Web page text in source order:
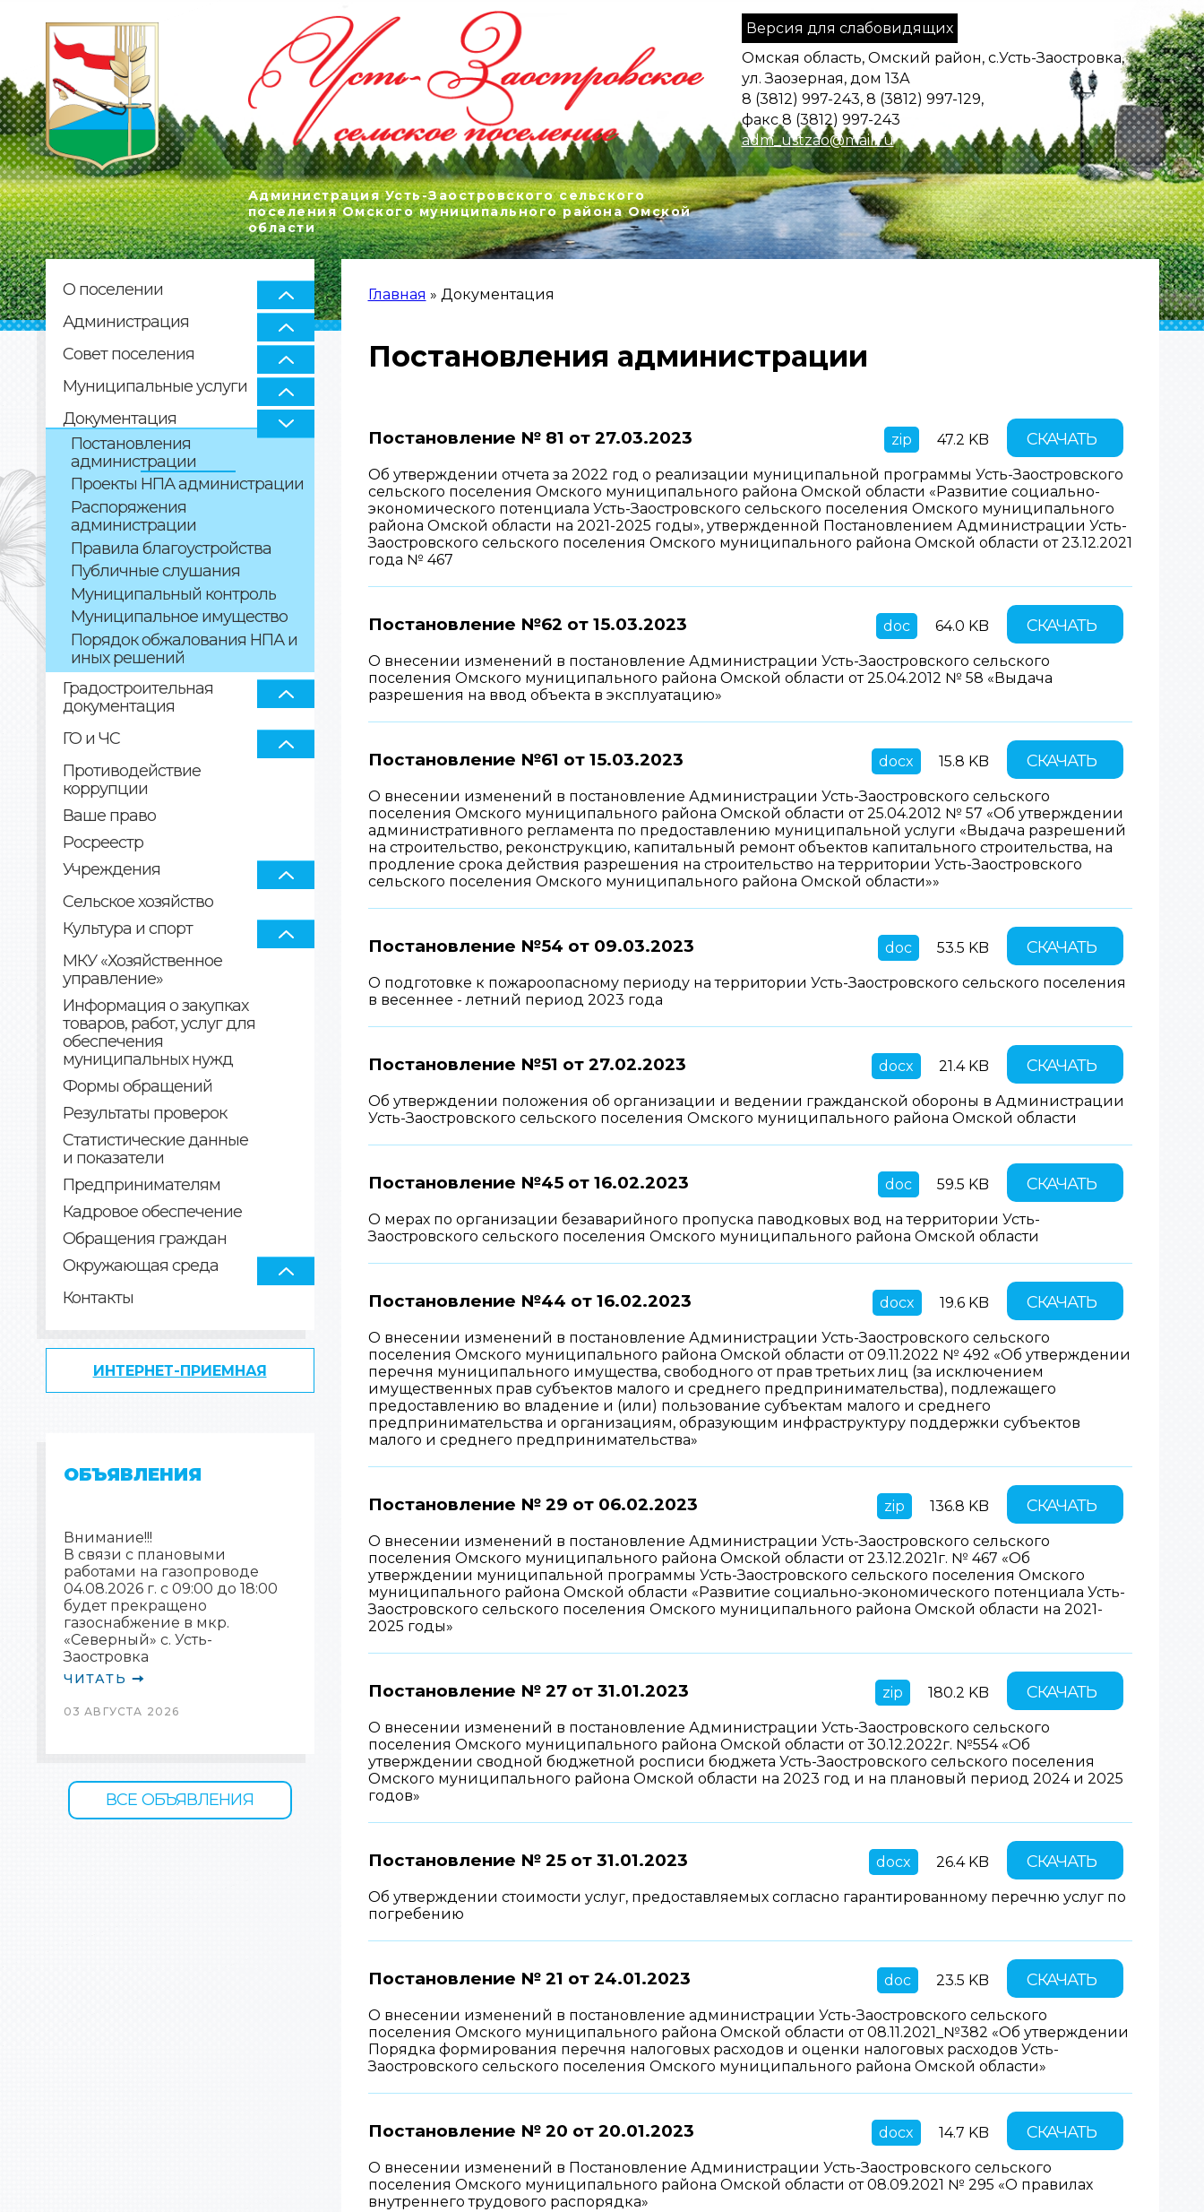
Администрация Усть-Заостровского сельского
поселения Омского муниципального района Омской
области
Версия для слабовидящих
Омская область, Омский район, с.Усть-Заостровка,
ул. Заозерная, дом 13А
8 (3812) 997-243, 8 (3812) 997-129,
факс 8 (3812) 997-243
adm_ustzao@mail.ru
О поселении
Администрация
Совет поселения
Муниципальные услуги
Документация
Постановления
администрации
Проекты НПА администрации
Распоряжения
администрации
Правила благоустройства
Публичные слушания
Муниципальный контроль
Муниципальное имущество
Порядок обжалования НПА и
иных решений
Градостроительная
документация
ГО и ЧС
Противодействие
коррупции
Ваше право
Росреестр
Учреждения
Сельское хозяйство
Культура и спорт
МКУ «Хозяйственное
управление»
Информация о закупках
товаров, работ, услуг для
обеспечения
муниципальных нужд
Формы обращений
Результаты проверок
Статистические данные
и показатели
Предпринимателям
Кадровое обеспечение
Обращения граждан
Окружающая среда
Контакты
ИНТЕРНЕТ-ПРИЕМНАЯ
ОБЪЯВЛЕНИЯ
Внимание!!!
В связи с плановыми
работами на газопроводе
04.08.2026 г. с 09:00 до 18:00
будет прекращено
газоснабжение в мкр.
«Северный» с. Усть-
Заостровка
ЧИТАТЬ
03 АВГУСТА 2026
ВСЕ ОБЪЯВЛЕНИЯ
ВЫ ЗДЕСЬ
Главная » Документация
Постановления администрации
Постановление № 81 от 27.03.2023 zip 47.2 KB СКАЧАТЬ
Об утверждении отчета за 2022 год о реализации муниципальной программы Усть-Заостровского
сельского поселения Омского муниципального района Омской области «Развитие социально-
экономического потенциала Усть-Заостровского сельского поселения Омского муниципального
района Омской области на 2021-2025 годы», утвержденной Постановлением Администрации Усть-
Заостровского сельского поселения Омского муниципального района Омской области от 23.12.2021
года № 467
Постановление №62 от 15.03.2023 doc 64.0 KB СКАЧАТЬ
О внесении изменений в постановление Администрации Усть-Заостровского сельского
поселения Омского муниципального района Омской области от 25.04.2012 № 58 «Выдача
разрешения на ввод объекта в эксплуатацию»
Постановление №61 от 15.03.2023 docx 15.8 KB СКАЧАТЬ
О внесении изменений в постановление Администрации Усть-Заостровского сельского
поселения Омского муниципального района Омской области от 25.04.2012 № 57 «Об утверждении
административного регламента по предоставлению муниципальной услуги «Выдача разрешений
на строительство, реконструкцию, капитальный ремонт объектов капитального строительства, на
продление срока действия разрешения на строительство на территории Усть-Заостровского
сельского поселения Омского муниципального района Омской области»»
Постановление №54 от 09.03.2023 doc 53.5 KB СКАЧАТЬ
О подготовке к пожароопасному периоду на территории Усть-Заостровского сельского поселения
в весеннее - летний период 2023 года
Постановление №51 от 27.02.2023 docx 21.4 KB СКАЧАТЬ
Об утверждении положения об организации и ведении гражданской обороны в Администрации
Усть-Заостровского сельского поселения Омского муниципального района Омской области
Постановление №45 от 16.02.2023 doc 59.5 KB СКАЧАТЬ
О мерах по организации безаварийного пропуска паводковых вод на территории Усть-
Заостровского сельского поселения Омского муниципального района Омской области
Постановление №44 от 16.02.2023 docx 19.6 KB СКАЧАТЬ
О внесении изменений в постановление Администрации Усть-Заостровского сельского
поселения Омского муниципального района Омской области от 09.11.2022 № 492 «Об утверждении
перечня муниципального имущества, свободного от прав третьих лиц (за исключением
имущественных прав субъектов малого и среднего предпринимательства), подлежащего
предоставлению во владение и (или) пользование субъектам малого и среднего
предпринимательства и организациям, образующим инфраструктуру поддержки субъектов
малого и среднего предпринимательства»
Постановление № 29 от 06.02.2023 zip 136.8 KB СКАЧАТЬ
О внесении изменений в постановление Администрации Усть-Заостровского сельского
поселения Омского муниципального района Омской области от 23.12.2021г. № 467 «Об
утверждении муниципальной программы Усть-Заостровского сельского поселения Омского
муниципального района Омской области «Развитие социально-экономического потенциала Усть-
Заостровского сельского поселения Омского муниципального района Омской области на 2021-
2025 годы»
Постановление № 27 от 31.01.2023 zip 180.2 KB СКАЧАТЬ
О внесении изменений в постановление Администрации Усть-Заостровского сельского
поселения Омского муниципального района Омской области от 30.12.2022г. №554 «Об
утверждении сводной бюджетной росписи бюджета Усть-Заостровского сельского поселения
Омского муниципального района Омской области на 2023 год и на плановый период 2024 и 2025
годов»
Постановление № 25 от 31.01.2023 docx 26.4 KB СКАЧАТЬ
Об утверждении стоимости услуг, предоставляемых согласно гарантированному перечню услуг по
погребению
Постановление № 21 от 24.01.2023 doc 23.5 KB СКАЧАТЬ
О внесении изменений в постановление администрации Усть-Заостровского сельского
поселения Омского муниципального района Омской области от 08.11.2021_№382 «Об утверждении
Порядка формирования перечня налоговых расходов и оценки налоговых расходов Усть-
Заостровского сельского поселения Омского муниципального района Омской области»
Постановление № 20 от 20.01.2023 docx 14.7 KB СКАЧАТЬ
О внесении изменений в Постановление Администрации Усть-Заостровского сельского
поселения Омского муниципального района Омской области от 08.09.2021 № 295 «О правилах
внутреннего трудового распорядка»